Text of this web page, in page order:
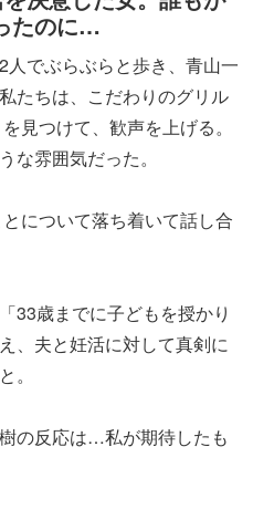
たのに…
でぶらぶらと歩き、青山一
たちは、こだわりのグリル
見つけて、歓声を上げる。
な雰囲気だった。
について落ち着いて話し合
33歳までに子どもを授かり
、夫と妊活に対して真剣に
。
の反応は…私が期待したも